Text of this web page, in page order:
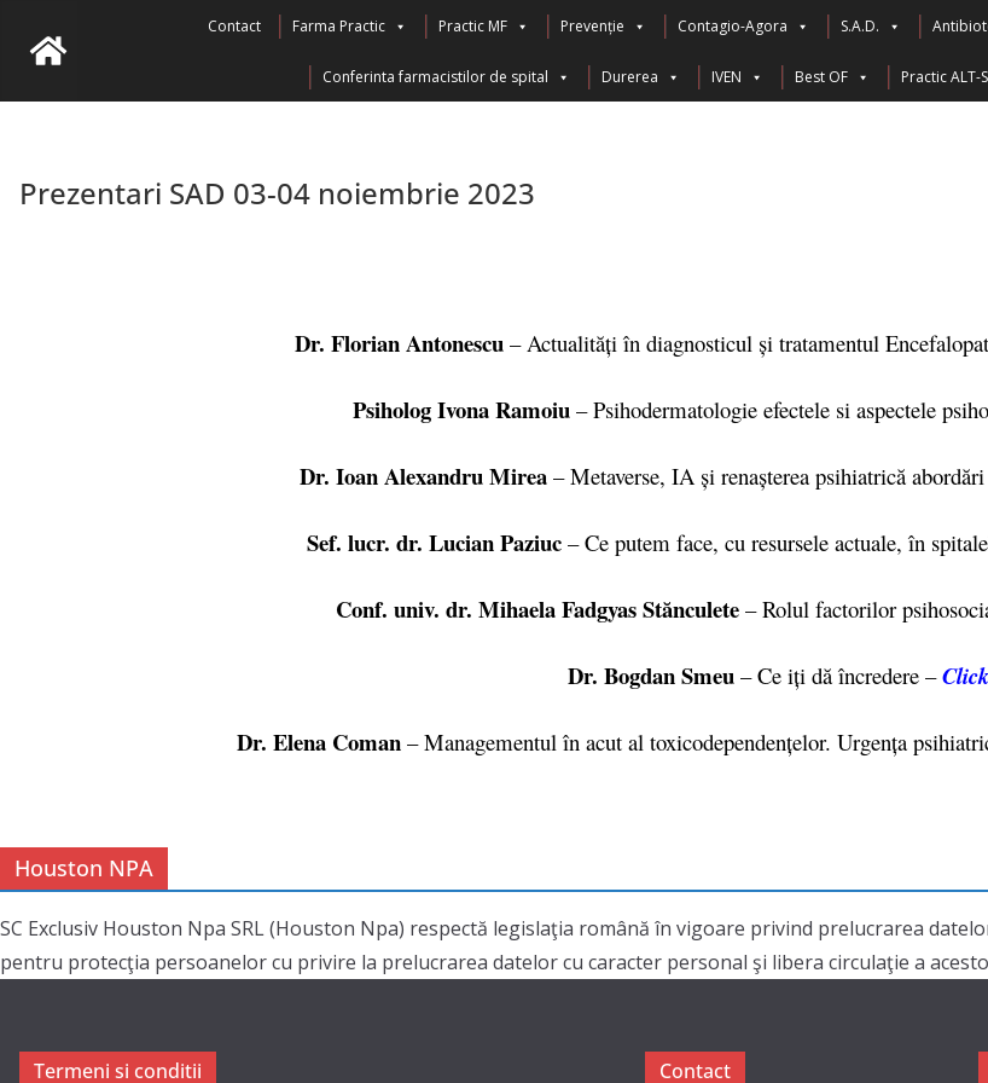
Contact Farma Practic Practic MF Prevenție Contagio-Agora S.A.D.
Conferinta farmacistilor de spital Durerea IVEN Best OF Practic ALT-S
Prezentari SAD 03-04 noiembrie 2023
Dr. Florian Antonescu – Actualități în diagnosticul și tratamentul
Psiholog Ivona Ramoiu– Psihodermatologie efectele si aspectele
Dr. Ioan Alexandru Mirea – Metaverse, IA și renașterea psihiatrică
Sef. lucr. dr. Lucian Paziuc – Ce putem face, cu resursele actuale, în
Conf. univ. dr. Mihaela Fadgyas Stănculete– Rolul factorilor
Dr. Bogdan Smeu – Ce iți dă încredere –
Dr. Elena Coman– Managementul în acut al toxicodependențelor. Urgența
Houston NPA
SC Exclusiv Houston Npa SRL (Houston Npa) respectă legislaţia română în vigoare privind prelucrarea
pentru protecţia persoanelor cu privire la prelucrarea datelor cu caracter personal şi libera circulaţie a
Termeni si conditii Contact